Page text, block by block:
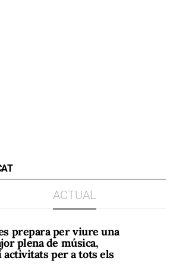
ACTUAL
prepara per viure una
plena de música,
per a tots els